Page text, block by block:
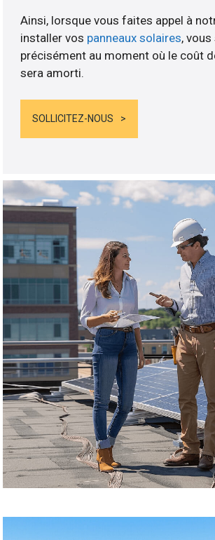
Ainsi, lorsque vous faites appel à
installer vos panneaux solaires, vous
précisément au moment où le coût
sera amorti.
SOLLICITEZ-NOUS